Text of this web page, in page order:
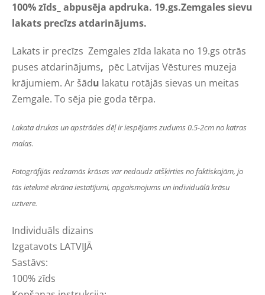
100% zīds_ abpusēja apdruka. 19.gs.Zemgales sievu
lakats precīzs atdarinājums.
Lakats ir precīzs Zemgales zīda lakata no 19.gs otrās
puses atdarinājums, pēc Latvijas Vēstures muzeja
krājumiem. Ar šādu lakatu rotājās sievas un meitas
Zemgale. To sēja pie goda tērpa.
Lakata drukas un apstrādes dēļ ir iespējams zudums 0.5-2cm no katras
malas.
Fotogrāfijās redzamās krāsas var nedaudz atšķirties no faktiskajām, jo
tās ietekmē ekrāna iestatījumi, apgaismojums un individuālā krāsu
uztvere.
Individuāls dizains
Izgatavots LATVIJĀ
Sastāvs:
100% zīds